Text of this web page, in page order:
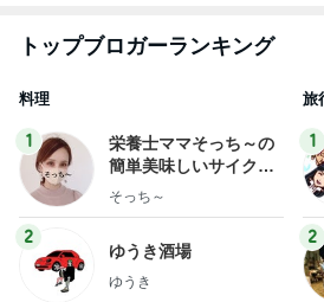
トップブロガーランキング
料理
1
栄養士ママそっち～の
簡単美味しいサイクル
献立
そっち～
2
ゆうき酒場
ゆうき
旅
1
2